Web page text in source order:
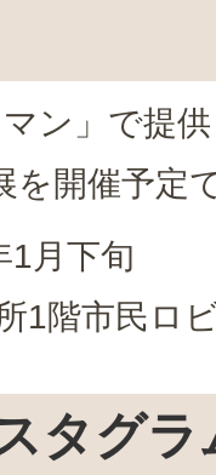
マン」で提
を開催予定
1月下旬
1階市民ロ
タグ